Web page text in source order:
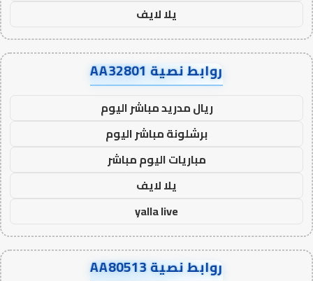
يلا لايف
روابط نصية AA32801
ريال مدريد مباشر اليوم
برشلونة مباشر اليوم
مباريات اليوم مباشر
يلا لايف
yalla live
روابط نصية AA80513